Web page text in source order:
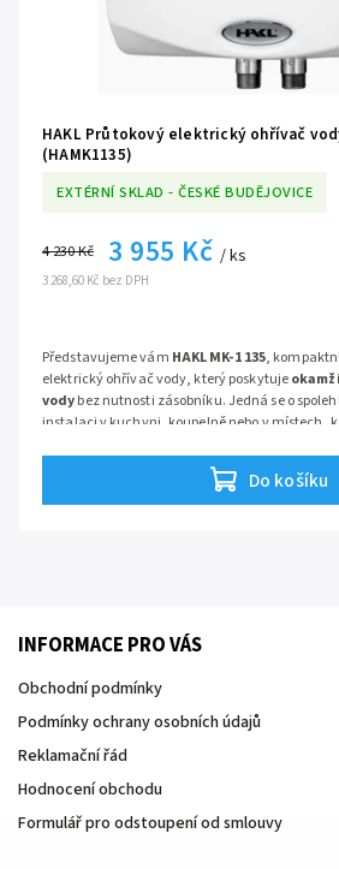
HAKL Průtokový elektrický ohřívač
(HAMK1135)
EXTÉRNÍ SKLAD - ČESKÉ BUDĚJOVICE
3 268,60 Kč bez DPH
4 230 Kč 3 955 Kč / ks
Do košíku
Představujeme vám HAKL MK-1 135,
elektrický ohřívač vody, který poskytuje
vodybez nutnosti zásobníku. Jedná se o
instalaci v kuchyni, koupelně nebo v místech,
INFORMACE PRO VÁS
Obchodní podmínky
Podmínky ochrany osobních údajů
Reklamační řád
Hodnocení obchodu
Formulář pro odstoupení od smlouvy